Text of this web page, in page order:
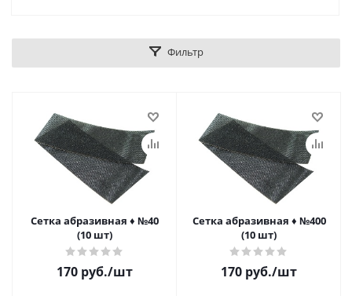
Фильтр
Сетка абразивная ♦ №40
(10 шт)
170 руб./шт
Сетка абразивная ♦ №400
(10 шт)
170 руб./шт